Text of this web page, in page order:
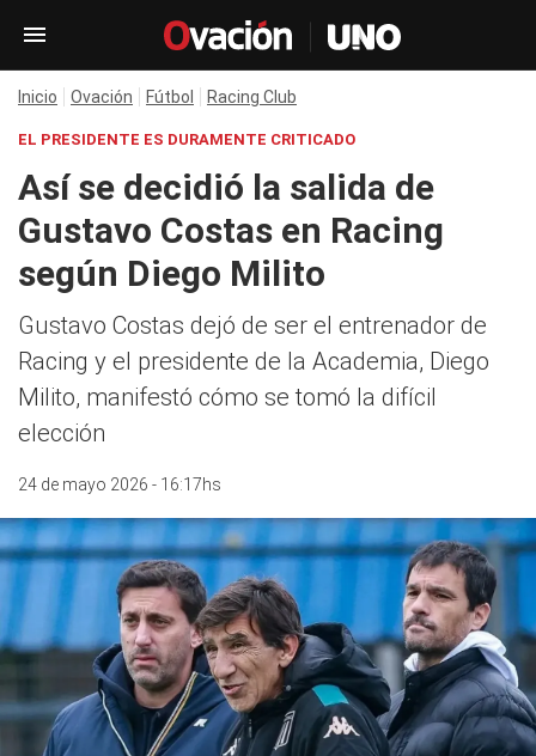
Inicio Ovación Fútbol Racing Club
EL PRESIDENTE ES DURAMENTE CRITICADO
Así se decidió la salida de
Gustavo Costas en Racing
según Diego Milito
Gustavo Costas dejó de ser el entrenador de
Racing y el presidente de la Academia, Diego
Milito, manifestó cómo se tomó la difícil
elección
24 de mayo 2026 - 16:17hs